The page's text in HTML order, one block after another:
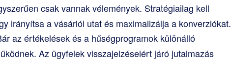
csak vannak vélemények. Stratégiailag kell
irányítsa a vásárlói utat és maximalizálja a konverziókat.
az értékelések és a hűségprogramok különálló
Az ügyfelek visszajelzéseiért járó jutalmazás